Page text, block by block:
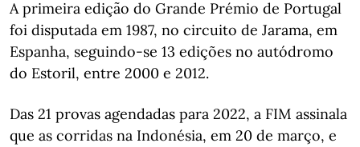
A primeira edição do Grande Prémio de Portugal
foi disputada em 1987, no circuito de Jarama, em
Espanha, seguindo-se 13 edições no autódromo
do Estoril, entre 2000 e 2012.
Das 21 provas agendadas para 2022, a FIM assinala
que as corridas na Indonésia, em 20 de março, e